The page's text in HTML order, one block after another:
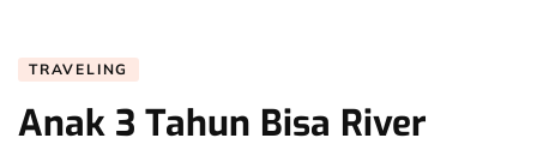
TRAVELING
Anak 3 Tahun Bisa River